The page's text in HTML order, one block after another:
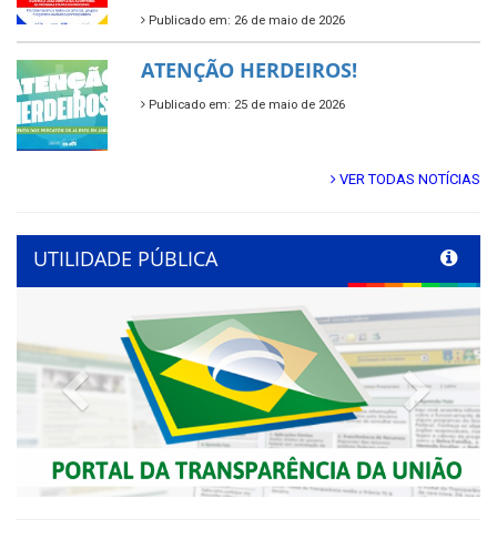
Publicado em: 26 de maio de 2026
ATENÇÃO HERDEIROS!
Publicado em: 25 de maio de 2026
VER TODAS NOTÍCIAS
UTILIDADE PÚBLICA
Previous Next